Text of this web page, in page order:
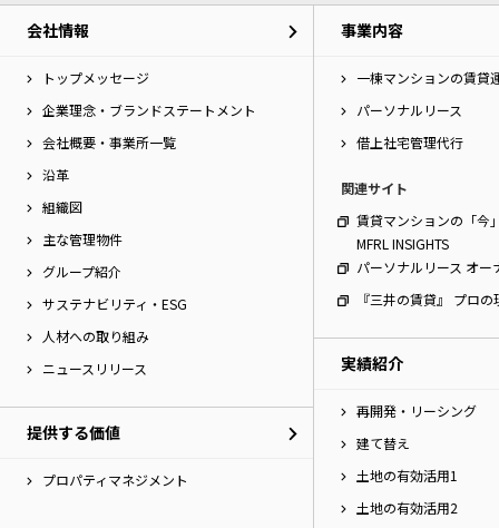
会社情報
トップメッセージ
企業理念・ブランドステートメント
会社概要・事業所一覧
沿革
組織図
主な管理物件
グループ紹介
サステナビリティ・ESG
人材への取り組み
ニュースリリース
提供する価値
プロパティマネジメント
事業内容
一棟マンションの賃貸
パーソナルリース
借上社宅管理代行
関連サイト
賃貸マンションの「今
MFRL INSIGHTS
パーソナルリース オー
『三井の賃貸』 プロの
実績紹介
再開発・リーシング
建て替え
土地の有効活用1
土地の有効活用2